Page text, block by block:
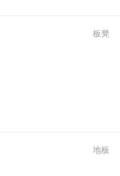
板凳
地板